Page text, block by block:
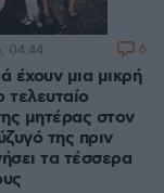
έχουν μια μικρή
τελευταίο
μητέρας στον
της πριν
τα τέσσερα
04:44 6